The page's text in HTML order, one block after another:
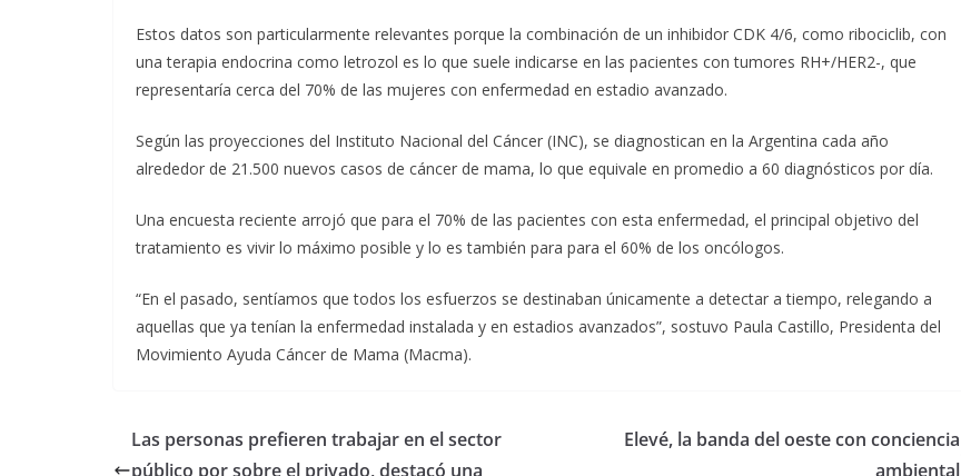
Estos datos son particularmente relevantes porque la combinación de un inhibidor CDK 4/6, como ribociclib, con
una terapia endocrina como letrozol es lo que suele indicarse en las pacientes con tumores RH+/HER2-, que
representaría cerca del 70% de las mujeres con enfermedad en estadio avanzado.
Según las proyecciones del Instituto Nacional del Cáncer (INC), se diagnostican en la Argentina cada año
alrededor de 21.500 nuevos casos de cáncer de mama, lo que equivale en promedio a 60 diagnósticos por día.
Una encuesta reciente arrojó que para el 70% de las pacientes con esta enfermedad, el principal objetivo del
tratamiento es vivir lo máximo posible y lo es también para para el 60% de los oncólogos.
“En el pasado, sentíamos que todos los esfuerzos se destinaban únicamente a detectar a tiempo, relegando a
aquellas que ya tenían la enfermedad instalada y en estadios avanzados”, sostuvo Paula Castillo, Presidenta del
Movimiento Ayuda Cáncer de Mama (Macma).
Las personas prefieren trabajar en el sector
público por sobre el privado, destacó una
Elevé, la banda del oeste con conciencia
ambiental